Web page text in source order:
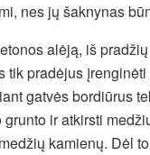
nes jų šaknynas
alėją, iš
tik pradėjus
gatvės bordiūrus
ir atkirsti
kamienų. Dėl